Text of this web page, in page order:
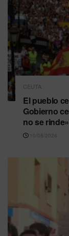
CEUTA
El pueblo
Gobierno
no se rinde»
10/08/2026